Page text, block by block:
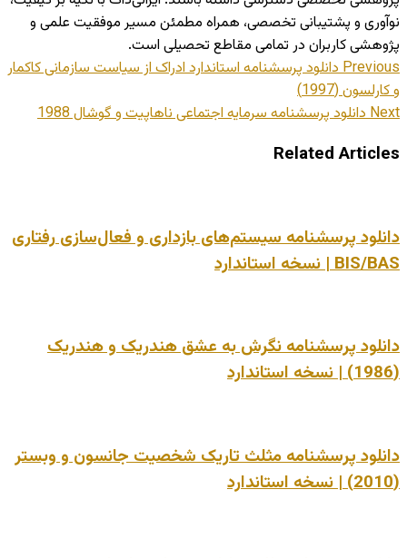
نوآوری و پشتیبانی تخصصی، همراه مطمئن مسیر موفقیت علمی و
پژوهشی کاربران در تمامی مقاطع تحصیلی است.
Previousدانلود پرسشنامه استاندارد ادراک از سیاست سازمانی کاکمار
و کارلسون (1997)
Nextدانلود پرسشنامه سرمایه اجتماعی ناهاپیت و گوشال 1988
Related Articles
دانلود پرسشنامه سیستم‌های بازداری و فعال‌سازی رفتاری
BIS/BAS | نسخه استاندارد
دانلود پرسشنامه نگرش به عشق هندریک و هندریک
(1986) | نسخه استاندارد
دانلود پرسشنامه مثلث تاریک شخصیت جانسون و وبستر
(2010) | نسخه استاندارد